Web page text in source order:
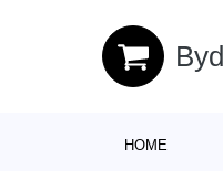
HOME